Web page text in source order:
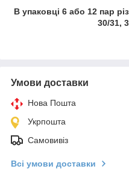
В упаковці 6 або 12 пар
30/31,
Умови доставки
Нова Пошта
Укрпошта
Самовивіз
Всі умови доставки